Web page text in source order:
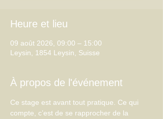
Heure et lieu
09 août 2026, 09:00 – 15:00
Leysin, 1854 Leysin, Suisse
À propos de l'événement
Ce stage est avant tout pratique. Ce qui
compte, c’est de se rapprocher de la